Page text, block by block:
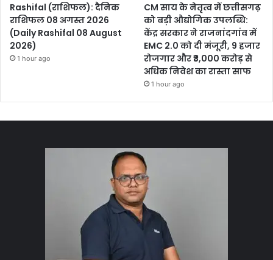
Rashifal (राशिफल): दैनिक
राशिफल 08 अगस्त 2026
(Daily Rashifal 08 August
2026)
1 hour ago
CM साय के नेतृत्व में छत्तीसगढ़
को बड़ी औद्योगिक उपलब्धि:
केंद्र सरकार ने राजनांदगांव में
EMC 2.0 को दी मंजूरी, 9 हजार
रोजगार और ₹3,000 करोड़ से
अधिक निवेश का रास्ता साफ
1 hour ago